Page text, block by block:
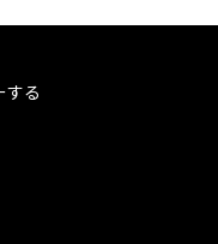
する